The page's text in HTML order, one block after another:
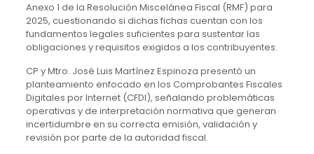
Anexo 1 de la Resolución Miscelánea Fiscal (RMF) para
2025, cuestionando si dichas fichas cuentan con los
fundamentos legales suficientes para sustentar las
obligaciones y requisitos exigidos a los contribuyentes.
CP y Mtro. José Luis Martínez Espinoza presentó un
planteamiento enfocado en los Comprobantes Fiscales
Digitales por Internet (CFDI), señalando problemáticas
operativas y de interpretación normativa que generan
incertidumbre en su correcta emisión, validación y
revisión por parte de la autoridad fiscal.